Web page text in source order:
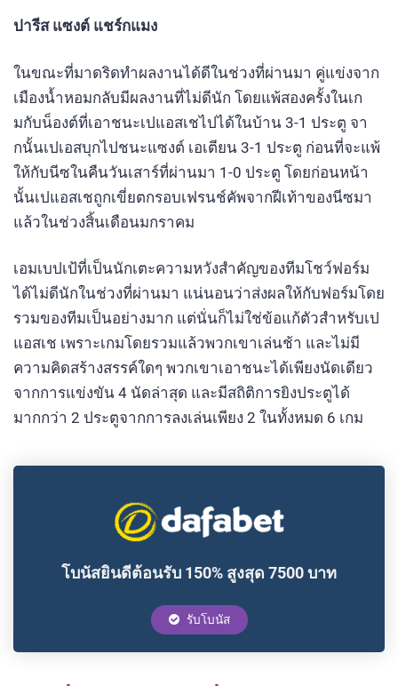
ปารีส แซงต์ แชร์กแมง
ในขณะที่มาดริดทำผลงานได้ดีในช่วงที่ผ่านมา คู่แข่งจาก
เมืองน้ำหอมกลับมีผลงานที่ไม่ดีนัก โดยแพ้สองครั้งในเก
มกับน็องต์ที่เอาชนะเปแอสเชไปได้ในบ้าน 3-1 ประตู จา
กนั้นเปเอสบุกไปชนะแซงต์ เอเตียน 3-1 ประตู ก่อนที่จะแพ้
ให้กับนีซในคืนวันเสาร์ที่ผ่านมา 1-0 ประตู โดยก่อนหน้า
นั้นเปแอสเชถูกเขี่ยตกรอบเฟรนช์คัพจากฝีเท้าของนีซมา
แล้วในช่วงสิ้นเดือนมกราคม
เอมเบปเป้ที่เป็นนักเตะความหวังสำคัญของทีมโชว์ฟอร์ม
ได้ไม่ดีนักในช่วงที่ผ่านมา แน่นอนว่าส่งผลให้กับฟอร์มโดย
รวมของทีมเป็นอย่างมาก แต่นั่นก็ไม่ใช่ข้อแก้ตัวสำหรับเป
แอสเช เพราะเกมโดยรวมแล้วพวกเขาเล่นช้า และไม่มี
ความคิดสร้างสรรค์ใดๆ พวกเขาเอาชนะได้เพียงนัดเดียว
จากการแข่งขัน 4 นัดล่าสุด และมีสถิติการยิงประตูได้
มากกว่า 2 ประตูจากการลงเล่นเพียง 2 ในทั้งหมด 6 เกม
โบนัสยินดีต้อนรับ 150% สูงสุด 7500 บาท
รับโบนัส